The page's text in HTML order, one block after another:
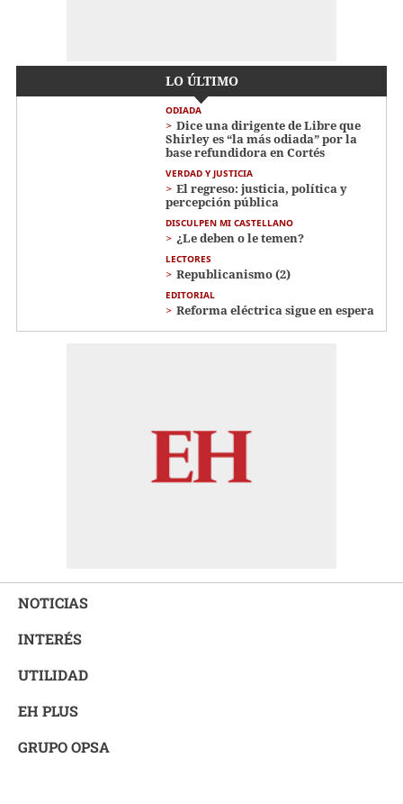
LO ÚLTIMO
ODIADA
Dice una dirigente de Libre que
Shirley es “la más odiada” por la
base refundidora en Cortés
VERDAD Y JUSTICIA
El regreso: justicia, política y
percepción pública
DISCULPEN MI CASTELLANO
¿Le deben o le temen?
LECTORES
Republicanismo (2)
EDITORIAL
Reforma eléctrica sigue en espera
NOTICIAS
INTERÉS
UTILIDAD
EH PLUS
GRUPO OPSA